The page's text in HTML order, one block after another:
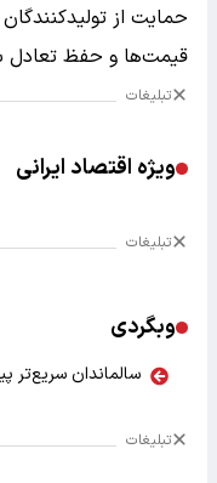
حمایت از
قیمت‌ها و حفظ تعادل
تبلیغات
ویژه اقتصاد ایرانی
تبلیغات
وبگردی
سالماندان سریع‌تر
تبلیغات